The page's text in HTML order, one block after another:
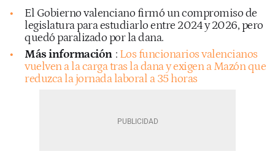
El Gobierno valenciano firmó un compromiso de
legislatura para estudiarlo entre 2024 y 2026, pero
quedó paralizado por la dana.
Más información : Los funcionarios valencianos
vuelven a la carga tras la dana y exigen a Mazón que
reduzca la jornada laboral a 35 horas